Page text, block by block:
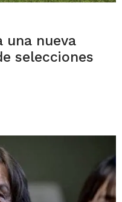
una nueva
selecciones